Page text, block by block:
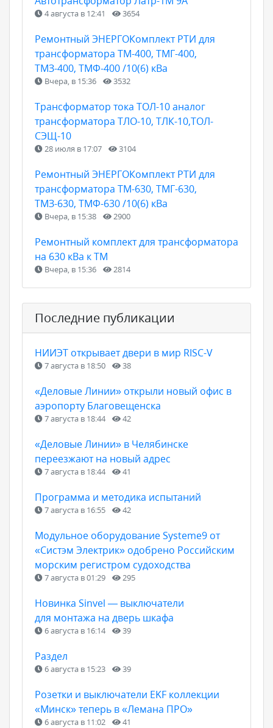
4 августа в 12:41 3654
Ремонтный ЭНЕРГОКомплект РТИ для
трансформатора ТМ-400, ТМГ-400,
ТМЗ-400, ТМФ-400 /10(6) кВа
Вчера, в 15:36 3532
Трансформатор тока ТОЛ-10 аналог
трансформатора ТЛО-10, ТЛК-10,ТОЛ-
СЭЩ-10
28 июля в 17:07 3104
Ремонтный ЭНЕРГОКомплект РТИ для
трансформатора ТМ-630, ТМГ-630,
ТМЗ-630, ТМФ-630 /10(6) кВа
Вчера, в 15:38 2900
Ремонтный комплект для трансформатора
на 630 кВа к ТМ
Вчера, в 15:36 2814
Последние публикации
НИИЭТ открывает двери в мир RISC-V
7 августа в 18:50 38
«Деловые Линии» открыли новый офис в
аэропорту Благовещенска
7 августа в 18:44 42
«Деловые Линии» в Челябинске
переезжают на новый адрес
7 августа в 18:44 41
Программа и методика испытаний
7 августа в 16:55 42
Модульное оборудование Systeme9 от
«Систэм Электрик» одобрено Российским
морским регистром судоходства
7 августа в 01:29 295
Новинка Sinvel — выключатели
для монтажа на дверь шкафа
6 августа в 16:14 39
Раздел
6 августа в 15:23 39
Розетки и выключатели EKF коллекции
«Минск» теперь в «Лемана ПРО»
6 августа в 11:02 41